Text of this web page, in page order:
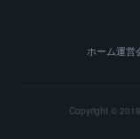
ホーム運営
Copyright ©